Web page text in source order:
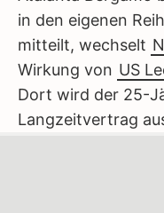
in den eigenen
mitteilt, wechselt
Wirkung von US
Dort wird der 25-
Langzeitvertrag